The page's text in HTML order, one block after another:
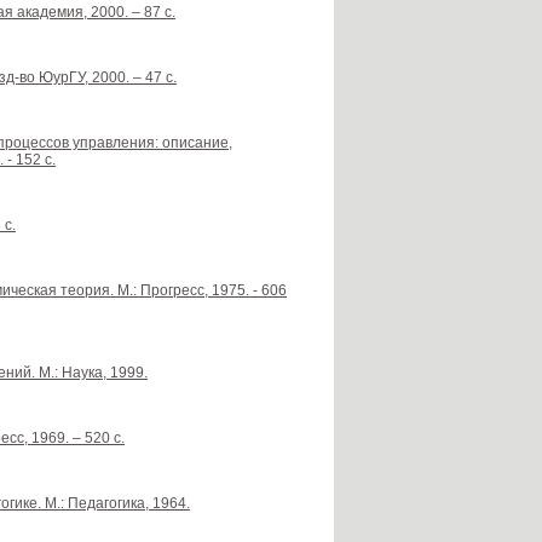
академия, 2000. – 87 с.
во ЮурГУ, 2000. – 47 с.
управления: описание,
- 152 с.
с.
теория. М.: Прогресс, 1975. - 606
М.: Наука, 1999.
1969. – 520 с.
М.: Педагогика, 1964.